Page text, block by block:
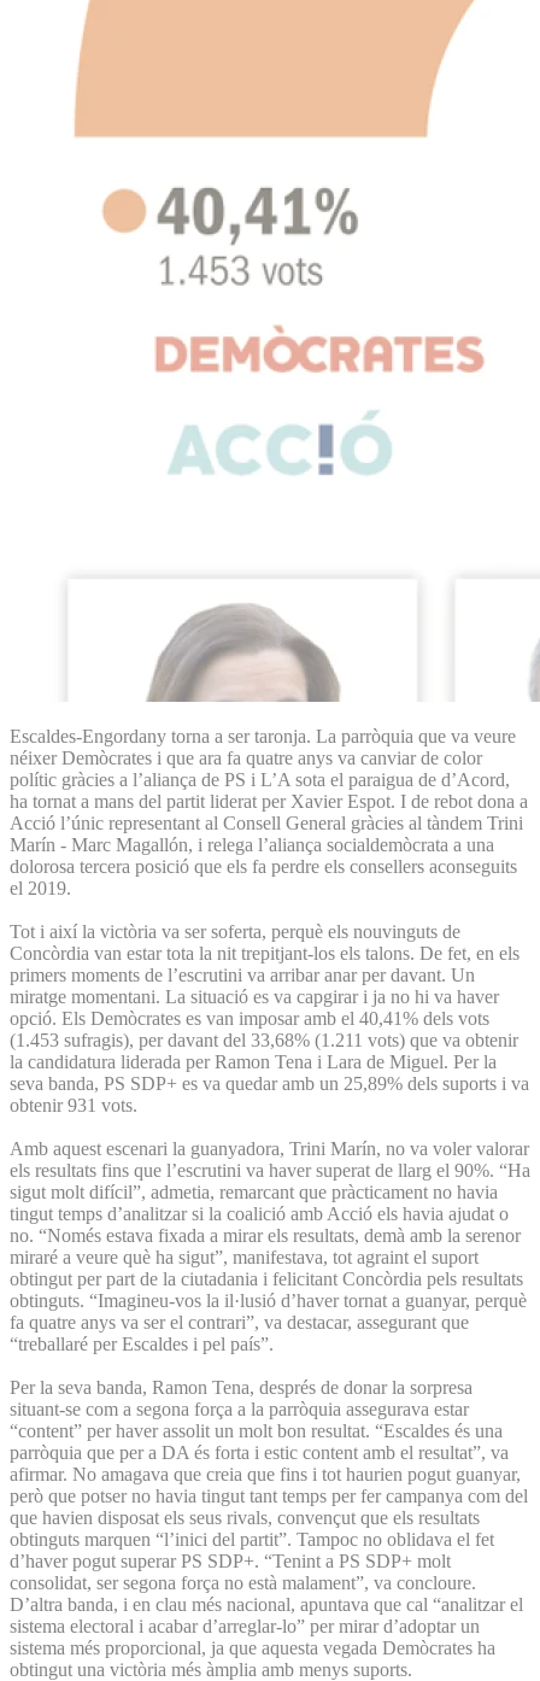
Escaldes-Engordany torna a ser taronja. La parròquia que va veure
néixer Demòcrates i que ara fa quatre anys va canviar de color
polític gràcies a l’aliança de PS i L’A sota el paraigua de d’Acord,
ha tornat a mans del partit liderat per Xavier Espot. I de rebot dona a
Acció l’únic representant al Consell General gràcies al tàndem Trini
Marín - Marc Magallón, i relega l’aliança socialdemòcrata a una
dolorosa tercera posició que els fa perdre els consellers aconseguits
el 2019.
Tot i així la victòria va ser soferta, perquè els nouvinguts de
Concòrdia van estar tota la nit trepitjant-los els talons. De fet, en els
primers moments de l’escrutini va arribar anar per davant. Un
miratge momentani. La situació es va capgirar i ja no hi va haver
opció. Els Demòcrates es van imposar amb el 40,41% dels vots
(1.453 sufragis), per davant del 33,68% (1.211 vots) que va obtenir
la candidatura liderada per Ramon Tena i Lara de Miguel. Per la
seva banda, PS SDP+ es va quedar amb un 25,89% dels suports i va
obtenir 931 vots.
Amb aquest escenari la guanyadora, Trini Marín, no va voler valorar
els resultats fins que l’escrutini va haver superat de llarg el 90%. “Ha
sigut molt difícil”, admetia, remarcant que pràcticament no havia
tingut temps d’analitzar si la coalició amb Acció els havia ajudat o
no. “Només estava fixada a mirar els resultats, demà amb la serenor
miraré a veure què ha sigut”, manifestava, tot agraint el suport
obtingut per part de la ciutadania i felicitant Concòrdia pels resultats
obtinguts. “Imagineu-vos la il·lusió d’haver tornat a guanyar, perquè
fa quatre anys va ser el contrari”, va destacar, assegurant que
“treballaré per Escaldes i pel país”.
Per la seva banda, Ramon Tena, després de donar la sorpresa
situant-se com a segona força a la parròquia assegurava estar
“content” per haver assolit un molt bon resultat. “Escaldes és una
parròquia que per a DA és forta i estic content amb el resultat”, va
afirmar. No amagava que creia que fins i tot haurien pogut guanyar,
però que potser no havia tingut tant temps per fer campanya com del
que havien disposat els seus rivals, convençut que els resultats
obtinguts marquen “l’inici del partit”. Tampoc no oblidava el fet
d’haver pogut superar PS SDP+. “Tenint a PS SDP+ molt
consolidat, ser segona força no està malament”, va concloure.
D’altra banda, i en clau més nacional, apuntava que cal “analitzar el
sistema electoral i acabar d’arreglar-lo” per mirar d’adoptar un
sistema més proporcional, ja que aquesta vegada Demòcrates ha
obtingut una victòria més àmplia amb menys suports.